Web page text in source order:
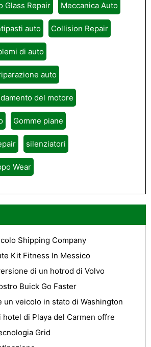
Glass Repair Meccanica Auto
auto Collision Repair
di auto
auto
del motore
Gomme piane
silenziatori
Wear
Shipping Company
Kit Fitness In Messico
di un hotrod di Volvo
Buick Go Faster
un veicolo in stato di Washington
hotel di Playa del Carmen offre
Grid